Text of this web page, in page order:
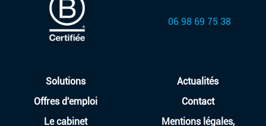
06 98 69 75 38
Solutions
Offres d'emploi
Le cabinet
Actualités
Contact
Mentions légales,